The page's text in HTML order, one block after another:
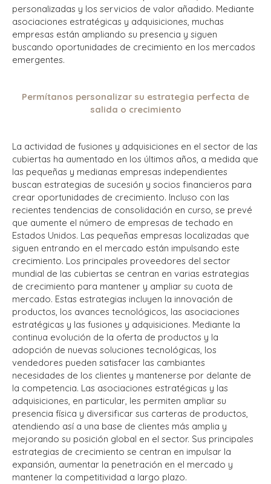
personalizadas y los servicios de valor añadido. Mediante
asociaciones estratégicas y adquisiciones, muchas
empresas están ampliando su presencia y siguen
buscando oportunidades de crecimiento en los mercados
emergentes.
Permítanos personalizar su estrategia perfecta de
salida o crecimiento
La actividad de fusiones y adquisiciones en el sector de las
cubiertas ha aumentado en los últimos años, a medida que
las pequeñas y medianas empresas independientes
buscan estrategias de sucesión y socios financieros para
crear oportunidades de crecimiento. Incluso con las
recientes tendencias de consolidación en curso, se prevé
que aumente el número de empresas de techado en
Estados Unidos. Las pequeñas empresas localizadas que
siguen entrando en el mercado están impulsando este
crecimiento. Los principales proveedores del sector
mundial de las cubiertas se centran en varias estrategias
de crecimiento para mantener y ampliar su cuota de
mercado. Estas estrategias incluyen la innovación de
productos, los avances tecnológicos, las asociaciones
estratégicas y las fusiones y adquisiciones. Mediante la
continua evolución de la oferta de productos y la
adopción de nuevas soluciones tecnológicas, los
vendedores pueden satisfacer las cambiantes
necesidades de los clientes y mantenerse por delante de
la competencia. Las asociaciones estratégicas y las
adquisiciones, en particular, les permiten ampliar su
presencia física y diversificar sus carteras de productos,
atendiendo así a una base de clientes más amplia y
mejorando su posición global en el sector. Sus principales
estrategias de crecimiento se centran en impulsar la
expansión, aumentar la penetración en el mercado y
mantener la competitividad a largo plazo.